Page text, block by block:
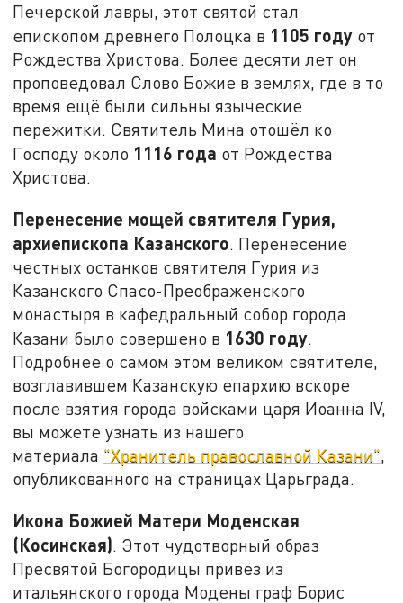
Печерской лавры, этот святой стал
епископом древнего Полоцка в 1105 году от
Рождества Христова. Более десяти лет он
проповедовал Слово Божие в землях, где в то
время ещё были сильны языческие
пережитки. Святитель Мина отошёл ко
Господу около 1116 года от Рождества
Христова.
Перенесение мощей святителя Гурия,
архиепископа Казанского. Перенесение
честных останков святителя Гурия из
Казанского Спасо-Преображенского
монастыря в кафедральный собор города
Казани было совершено в 1630 году.
Подробнее о самом этом великом святителе,
возглавившем Казанскую епархию вскоре
после взятия города войсками царя Иоанна IV,
вы можете узнать из нашего
материала "Хранитель православной Казани",
опубликованного на страницах Царьграда.
Икона Божией Матери Моденская
(Косинская). Этот чудотворный образ
Пресвятой Богородицы привёз из
итальянского города Модены граф Борис